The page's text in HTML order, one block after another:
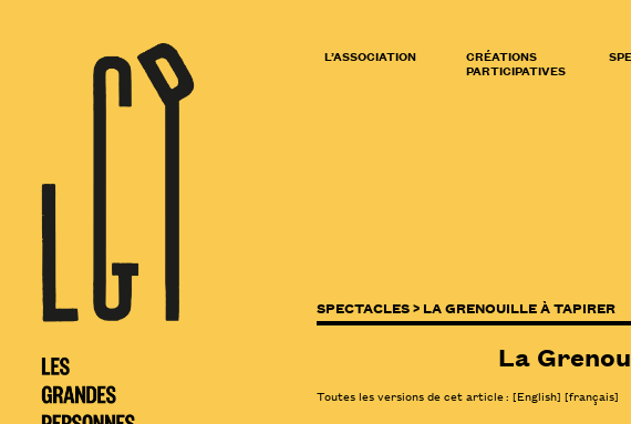
L’ASSOCIATION CRÉATIONS
PARTICIPATIVES
SPECTACLES > LA GRENOUILLE À TAPIRER
La
Toutes les versions de cet article :[English] [français]